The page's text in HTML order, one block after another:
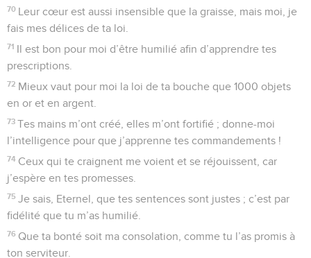
70 Leur cœur est aussi insensible que la graisse, mais moi, je
fais mes délices de ta loi.
71 Il est bon pour moi d’être humilié afin d’apprendre tes
prescriptions.
72 Mieux vaut pour moi la loi de ta bouche que 1000 objets
en or et en argent.
73 Tes mains m’ont créé, elles m’ont fortifié ; donne-moi
l’intelligence pour que j’apprenne tes commandements !
74 Ceux qui te craignent me voient et se réjouissent, car
j’espère en tes promesses.
75 Je sais, Eternel, que tes sentences sont justes ; c’est par
fidélité que tu m’as humilié.
76 Que ta bonté soit ma consolation, comme tu l’as promis à
ton serviteur.